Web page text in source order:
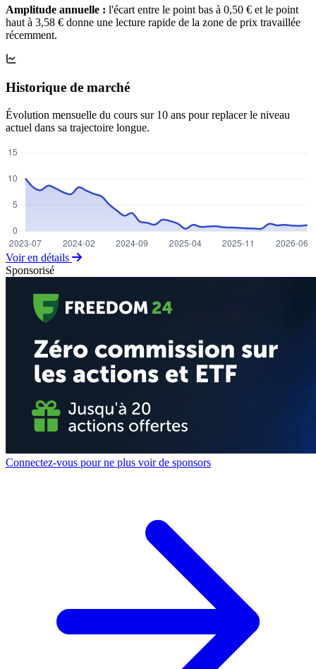
Amplitude annuelle : l'écart entre le point bas à 0,50 € et le point
haut à 3,58 € donne une lecture rapide de la zone de prix travaillée
récemment.
Historique de marché
Évolution mensuelle du cours sur 10 ans pour replacer le niveau
actuel dans sa trajectoire longue.
Voir en détails
Sponsorisé
Connectez-vous pour ne plus voir de sponsors